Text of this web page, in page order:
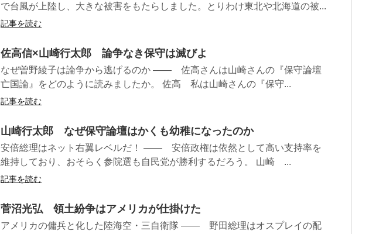
で台風が上陸し、大きな被害をもたらしました。とりわけ東北や北海道の被...
記事を読む
佐高信×山崎行太郎 論争なき保守は滅びよ
なぜ曽野綾子は論争から逃げるのか ―― 佐高さんは山崎さんの『保守論壇
亡国論』をどのように読みましたか。 佐高 私は山崎さんの『保守...
記事を読む
山崎行太郎 なぜ保守論壇はかくも幼稚になったのか
安倍総理はネット右翼レベルだ！ ―― 安倍政権は依然として高い支持率を
維持しており、おそらく参院選も自民党が勝利するだろう。 山崎 ...
記事を読む
菅沼光弘 領土紛争はアメリカが仕掛けた
アメリカの傭兵と化した陸海空・三自衛隊 ―― 野田総理はオスプレイの配